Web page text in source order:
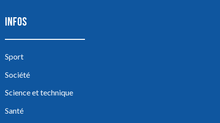
INFOS
Sport
Société
Science et technique
Santé